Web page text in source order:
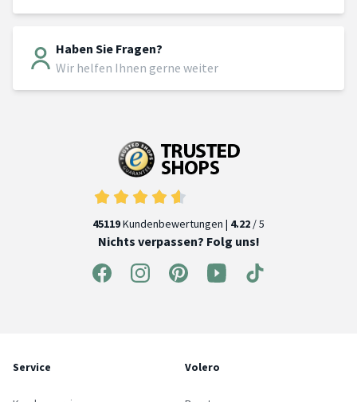
Haben Sie Fragen?
Wir helfen Ihnen gerne weiter
45119Kundenbewertungen | 4.22 / 5
Nichts verpassen? Folg uns!
Service Volero